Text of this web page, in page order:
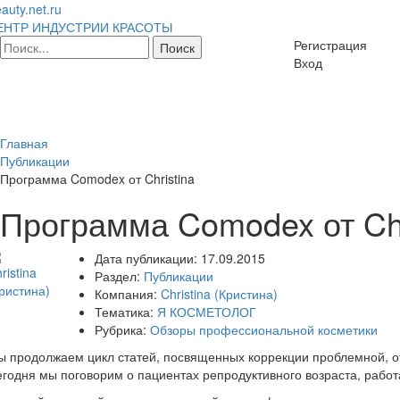
ИНДУСТРИИ КРАСОТЫ
Регистрация
Вход
Главная
Публикации
Программа Comodex от Christina
Программа Comodex от
Дата публикации: 17.09.2015
Раздел: Публикации
Компания: Christina (Кристина)
Тематика: Я КОСМЕТОЛОГ
Рубрика: Обзоры профессиональной косметики
продолжаем цикл статей, посвященных коррекции проблемной,
мы поговорим о пациентах репродуктивного возраста,